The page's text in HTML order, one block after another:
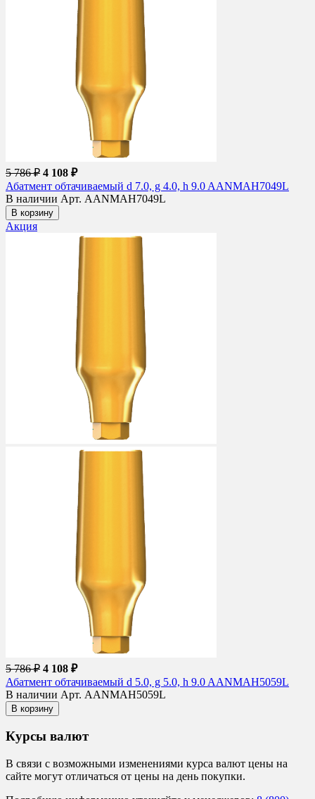
5 786 ₽ 4 108 ₽
Абатмент обтачиваемый d 7.0, g 4.0, h 9.0 AANMAH7049L
В наличии Арт. AANMAH7049L
В корзину
Акция
5 786 ₽ 4 108 ₽
Абатмент обтачиваемый d 5.0, g 5.0, h 9.0 AANMAH5059L
В наличии Арт. AANMAH5059L
В корзину
Курсы валют
В связи с возможными изменениями курса валют цены на
сайте могут отличаться от цены на день покупки.